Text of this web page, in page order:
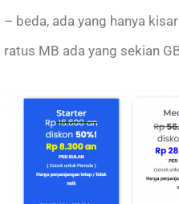
– beda, ada yang hanya
ratus MB ada yang sekian